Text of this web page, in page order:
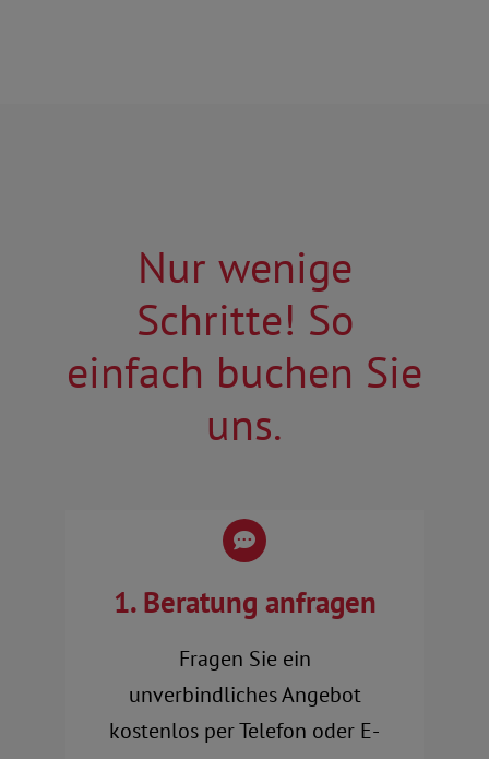
Nur wenige
Schritte! So
einfach buchen Sie
uns.
1. Beratung anfragen
Fragen Sie ein
unverbindliches Angebot
kostenlos per Telefon oder E-